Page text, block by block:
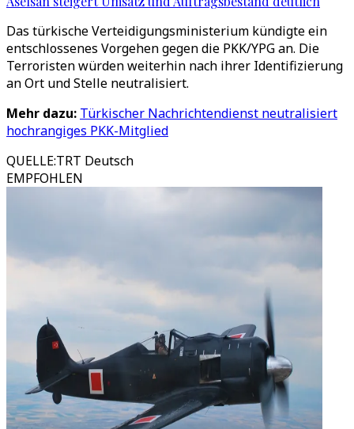
Das türkische Verteidigungsministerium kündigte ein
entschlossenes Vorgehen gegen die PKK/YPG an. Die
Terroristen würden weiterhin nach ihrer Identifizierung
an Ort und Stelle neutralisiert.
Mehr dazu: Türkischer Nachrichtendienst neutralisiert
hochrangiges PKK-Mitglied
QUELLE:TRT Deutsch
EMPFOHLEN